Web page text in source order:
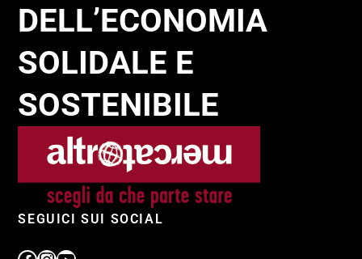
DELL’ECONOMIA
SOLIDALE E
SOSTENIBILE
SEGUICI SUI SOCIAL